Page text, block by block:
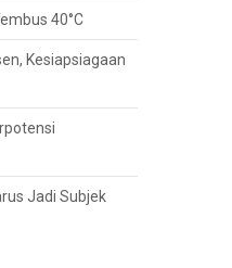
40°C
Kesiapsiagaan
Jadi Subjek